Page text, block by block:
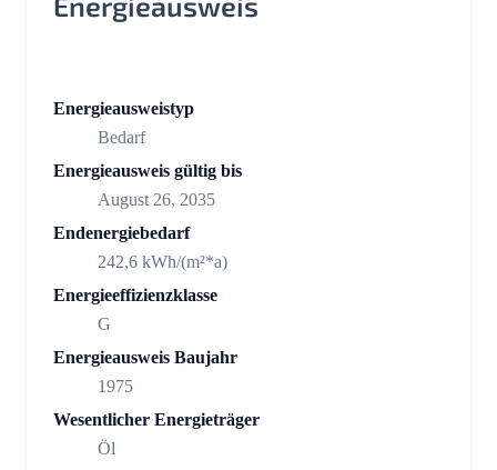
Energieausweistyp
Bedarf
Energieausweis gültig bis
August 26, 2035
Endenergiebedarf
242,6 kWh/(m²*a)
Energieeffizienzklasse
G
Energieausweis Baujahr
1975
Wesentlicher Energieträger
Öl